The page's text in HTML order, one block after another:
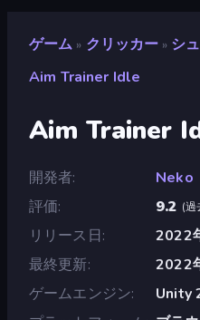
ゲーム » クリッカー » シ
Aim Trainer Idle
Aim Trainer
開発者
Neko
評価
9.2 (過
リリース日
2022
最終更新
2022
ゲームエンジン
Unity